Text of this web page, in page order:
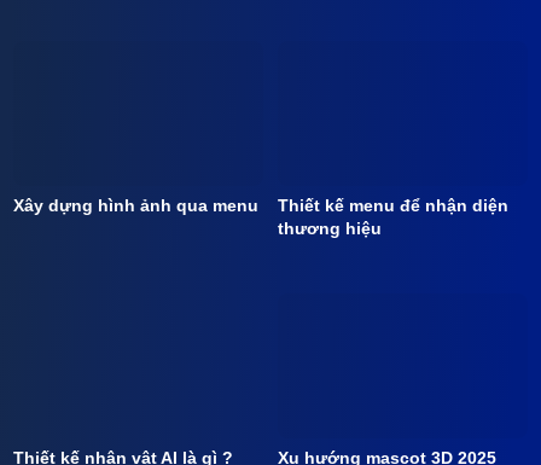
Xây dựng hình ảnh qua menu
Thiết kế menu để nhận diện
thương hiệu
Thiết kế nhân vật AI là gì ?
Xu hướng mascot 3D 2025